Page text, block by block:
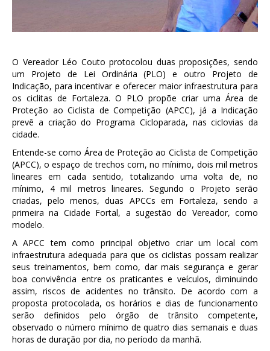
O Vereador Léo Couto protocolou duas proposições, sendo
um Projeto de Lei Ordinária (PLO) e outro Projeto de
Indicação, para incentivar e oferecer maior infraestrutura para
os ciclitas de Fortaleza. O PLO propõe criar uma Área de
Proteção ao Ciclista de Competição (APCC), já a Indicação
prevê a criação do Programa Cicloparada, nas ciclovias da
cidade.
Entende-se como Área de Proteção ao Ciclista de Competição
(APCC), o espaço de trechos com, no mínimo, dois mil metros
lineares em cada sentido, totalizando uma volta de, no
mínimo, 4 mil metros lineares. Segundo o Projeto serão
criadas, pelo menos, duas APCCs em Fortaleza, sendo a
primeira na Cidade Fortal, a sugestão do Vereador, como
modelo.
A APCC tem como principal objetivo criar um local com
infraestrutura adequada para que os ciclistas possam realizar
seus treinamentos, bem como, dar mais segurança e gerar
boa convivência entre os praticantes e veículos, diminuindo
assim, riscos de acidentes no trânsito. De acordo com a
proposta protocolada, os horários e dias de funcionamento
serão definidos pelo órgão de trânsito competente,
observado o número mínimo de quatro dias semanais e duas
horas de duração por dia, no período da manhã.